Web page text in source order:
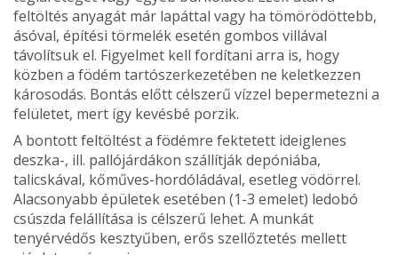
feltöltés anyagát már lapáttal vagy ha tömörödöttebb,
ásóval, építési törmelék esetén gombos villával
távolítsuk el. Figyelmet kell fordítani arra is, hogy
közben a födém tartószerkezetében ne keletkezzen
károsodás. Bontás előtt célszerű vízzel bepermetezni a
felületet, mert így kevésbé porzik.
A bontott feltöltést a födémre fektetett ideiglenes
deszka-, ill. pallójárdákon szállítják depóniába,
talicskával, kőműves-­hordóládával, esetleg vödörrel.
Alacsonyabb épületek esetében (1-3 emelet) ledobó
csúszda felállítása is cél­szerű lehet. A munkát
tenyérvédős kesztyűben, erős szel­lőztetés mellett